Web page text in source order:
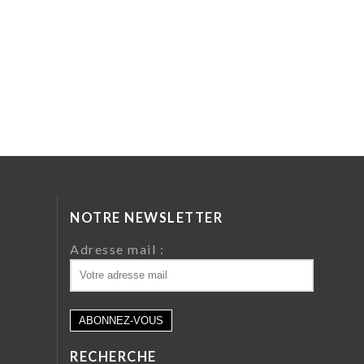
NOTRE NEWSLETTER
Adresse mail :
RECHERCHE